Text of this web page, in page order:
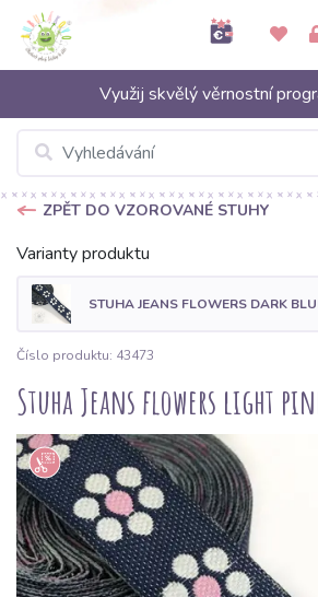
Využij skvělý věrnostní
ZPĚT DO VZOROVANÉ STUHY
Varianty produktu
STUHA JEANS FLOWERS DARK
Číslo produktu: 43473
Stuha Jeans flowers light